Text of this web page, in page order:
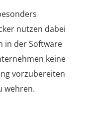
nutzen dabei
in der Software
keine
vorzubereiten
wehren.